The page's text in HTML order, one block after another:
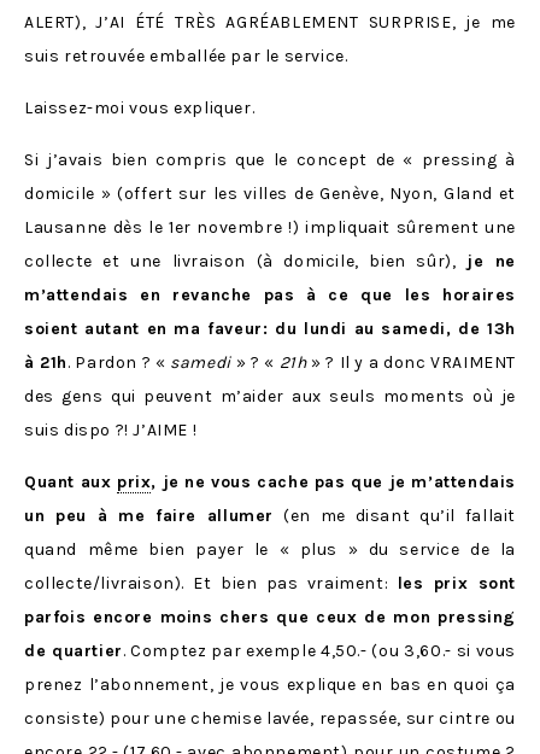
ALERT), J’AI ÉTÉ TRÈS AGRÉABLEMENT SURPRISE, je me
suis retrouvée emballée par le service.
Laissez-moi vous expliquer.
Si j’avais bien compris que le concept de « pressing à
domicile » (offert sur les villes de Genève, Nyon, Gland et
Lausanne dès le 1er novembre !) impliquait sûrement une
collecte et une livraison (à domicile, bien sûr),
je ne
m’attendais en revanche pas à ce que les horaires
soient autant en ma faveur: du lundi au samedi, de 13h
à 21h. Pardon ? « samedi» ? « 21h» ? Il y a donc VRAIMENT
des gens qui peuvent m’aider aux seuls moments où je
suis dispo ?! J’AIME !
Quant aux prix, je ne vous cache pas que je m’attendais
un peu à me faire allumer (en me disant qu’il fallait
quand même bien payer le « plus » du service de la
collecte/livraison). Et bien pas vraiment: les prix sont
parfois encore moins chers que ceux de mon pressing
de quartier. Comptez par exemple 4,50.- (ou 3,60.- si vous
prenez l’abonnement, je vous explique en bas en quoi ça
consiste) pour une chemise lavée, repassée, sur cintre ou